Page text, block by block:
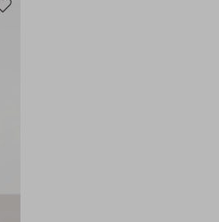
Ajouter vers la liste de souhaits